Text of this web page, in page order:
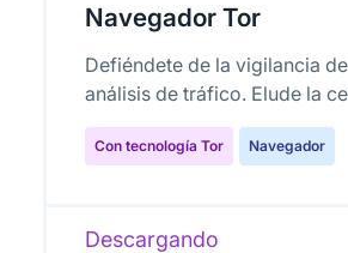
Navegador Tor
Defiéndete de la vigilancia
análisis de tráfico. Elude la
Con tecnología Tor Navegador
Descargando